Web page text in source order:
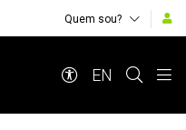
Quem sou?
EN